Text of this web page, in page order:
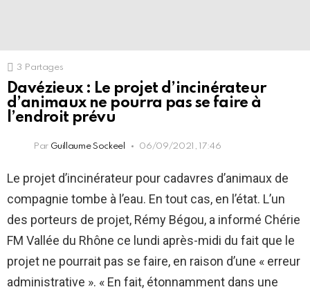
3 Partages
Davézieux : Le projet d’incinérateur
d’animaux ne pourra pas se faire à
l’endroit prévu
Par Guillaume Sockeel 06/09/2021, 17:46
Le projet d’incinérateur pour cadavres d’animaux de
compagnie tombe à l’eau. En tout cas, en l’état. L’un
des porteurs de projet, Rémy Bégou, a informé Chérie
FM Vallée du Rhône ce lundi après-midi du fait que le
projet ne pourrait pas se faire, en raison d’une « erreur
administrative ». « En fait, étonnamment dans une